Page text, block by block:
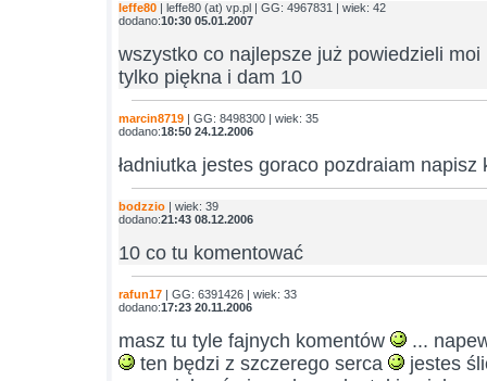
leffe80 | leffe80 (at) vp.pl | GG: 4967831 | wiek: 42
dodano:10:30 05.01.2007
wszystko co najlepsze już powiedzieli
tylko piękna i dam 10
marcin8719 | GG: 8498300 | wiek: 35
dodano:18:50 24.12.2006
ładniutka jestes goraco pozdraiam napisz
bodzzio | wiek: 39
dodano:21:43 08.12.2006
10 co tu komentować
rafun17 | GG: 6391426 | wiek: 33
dodano:17:23 20.11.2006
masz tu tyle fajnych komentów
...
ten będzi z szczerego serca
jestes